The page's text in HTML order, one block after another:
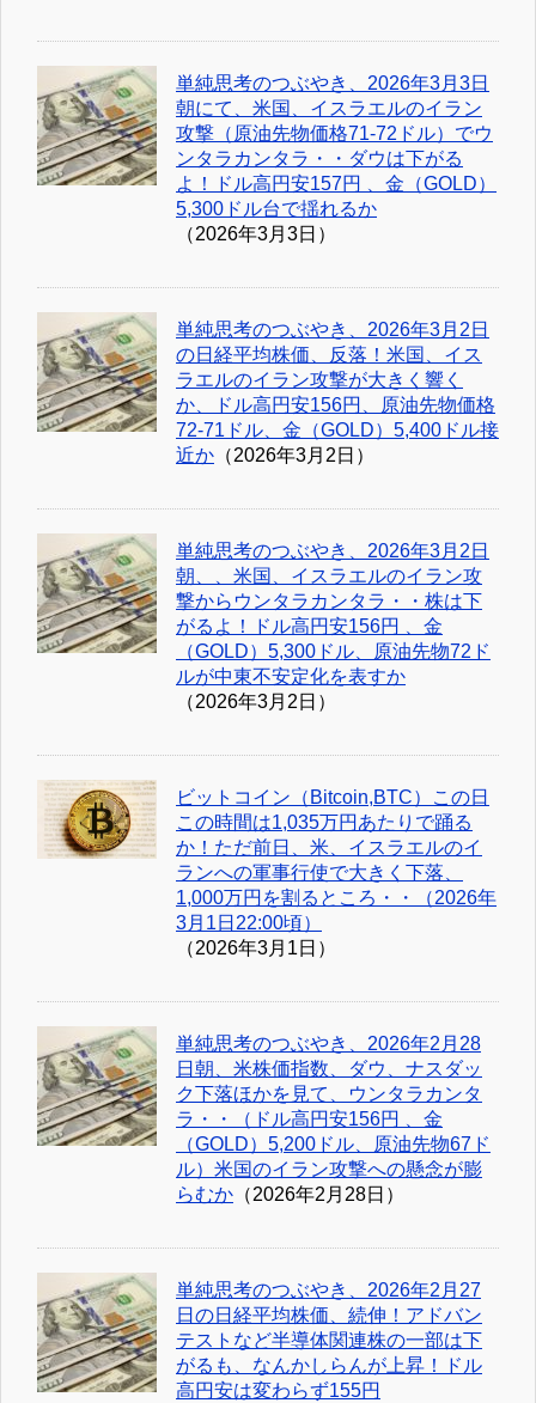
単純思考のつぶやき、2026年3月3日
朝にて、米国、イスラエルのイラン
攻撃（原油先物価格71-72ドル）でウ
ンタラカンタラ・・ダウは下がる
よ！ドル高円安157円 、金（GOLD）
5,300ドル台で揺れるか
（2026年3月3日）
単純思考のつぶやき、2026年3月2日
の日経平均株価、反落！米国、イス
ラエルのイラン攻撃が大きく響く
か、ドル高円安156円、原油先物価格
72-71ドル、金（GOLD）5,400ドル接
近か （2026年3月2日）
単純思考のつぶやき、2026年3月2日
朝、、米国、イスラエルのイラン攻
撃からウンタラカンタラ・・株は下
がるよ！ドル高円安156円 、金
（GOLD）5,300ドル、原油先物72ド
ルが中東不安定化を表すか
（2026年3月2日）
ビットコイン（Bitcoin,BTC）この日
この時間は1,035万円あたりで踊る
か！ただ前日、米、イスラエルのイ
ランへの軍事行使で大きく下落、
1,000万円を割るところ・・（2026年
3月1日22:00頃）
（2026年3月1日）
単純思考のつぶやき、2026年2月28
日朝、米株価指数、ダウ、ナスダッ
ク下落ほかを見て、ウンタラカンタ
ラ・・（ドル高円安156円 、金
（GOLD）5,200ドル、原油先物67ド
ル）米国のイラン攻撃への懸念が膨
らむか （2026年2月28日）
単純思考のつぶやき、2026年2月27
日の日経平均株価、続伸！アドバン
テストなど半導体関連株の一部は下
がるも、なんかしらんが上昇！ドル
高円安は変わらず155円